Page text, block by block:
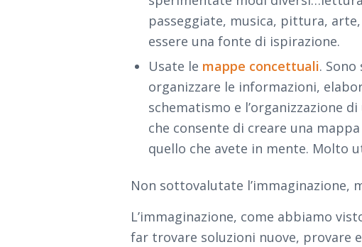
passeggiate, musica, pittura,
essere una fonte di ispirazione.
Usate le mappe concettuali.
organizzare le informazioni,
schematismo e l’organizzazione
che consente di creare una
quello che avete in mente. Molto
Non sottovalutate l’immaginazione,
L’immaginazione, come abbiamo
far trovare soluzioni nuove, provare